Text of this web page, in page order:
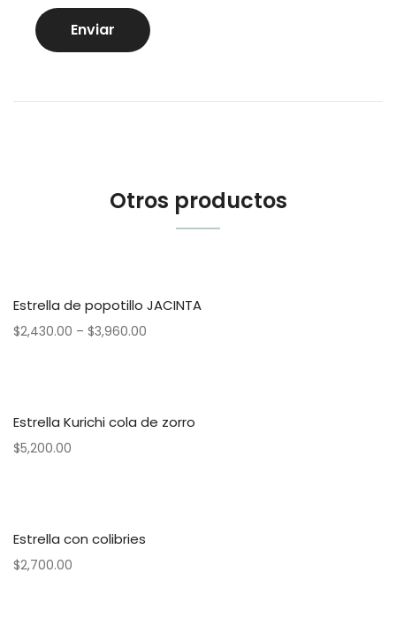
Otros productos
Estrella de popotillo JACINTA
$2,430.00 – $3,960.00
Estrella Kurichi cola de zorro
$5,200.00
Estrella con colibries
$2,700.00